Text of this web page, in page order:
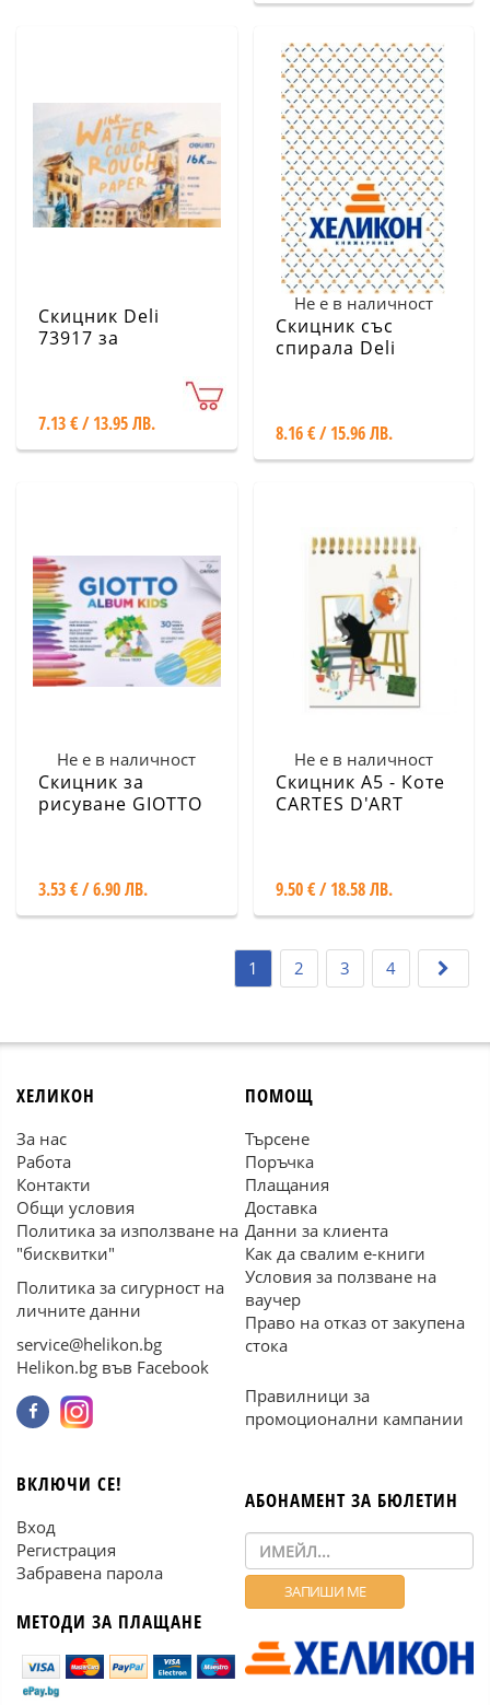
Скицник Deli
73917 за
гр/кв.м, 20 листа
7.13 € / 13.95 ЛВ.
Не е в наличност
Скицник със
спирала Deli
8.16 € / 15.96 ЛВ.
Не е в наличност
Скицник за
рисуване GIOTTO
3.53 € / 6.90 ЛВ.
Не е в наличност
Скицник А5 - Коте
CARTES D'ART
9.50 € / 18.58 ЛВ.
1 2 3 4
ХЕЛИКОН
За нас
Работа
Контакти
Общи условия
Политика за използване на
"бисквитки"
Политика за сигурност на
личните данни
service@helikon.bg
Helikon.bg във Facebook
ПОМОЩ
Търсене
Поръчка
Плащания
Доставка
Данни за клиента
Как да свалим е-книги
Условия за ползване на
ваучер
Право на отказ от закупена
стока
Правилници за
промоционални кампании
ВКЛЮЧИ СЕ!
Вход
Регистрация
Забравена парола
МЕТОДИ ЗА ПЛАЩАНЕ
АБОНАМЕНТ ЗА БЮЛЕТИН